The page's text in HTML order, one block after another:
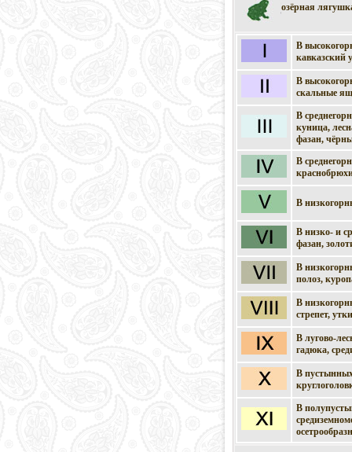
озёрная
В
кавказский
В
скальные
В
куница,
фазан,
В
В
В низко- и
фазан,
В
полоз,
В
стрепет,
В лугово-
гадюка,
В пустынных
В